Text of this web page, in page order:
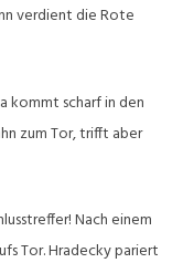
verdient die Rote
kommt scharf in den
zum Tor, trifft aber
Nach einem
Tor. Hradecky pariert